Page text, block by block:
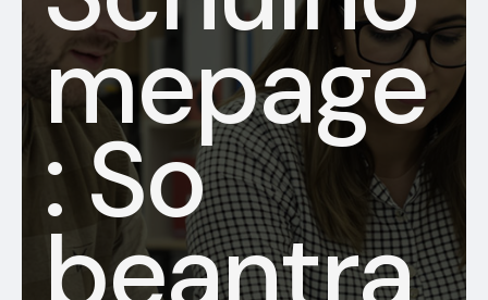
mepage
: So